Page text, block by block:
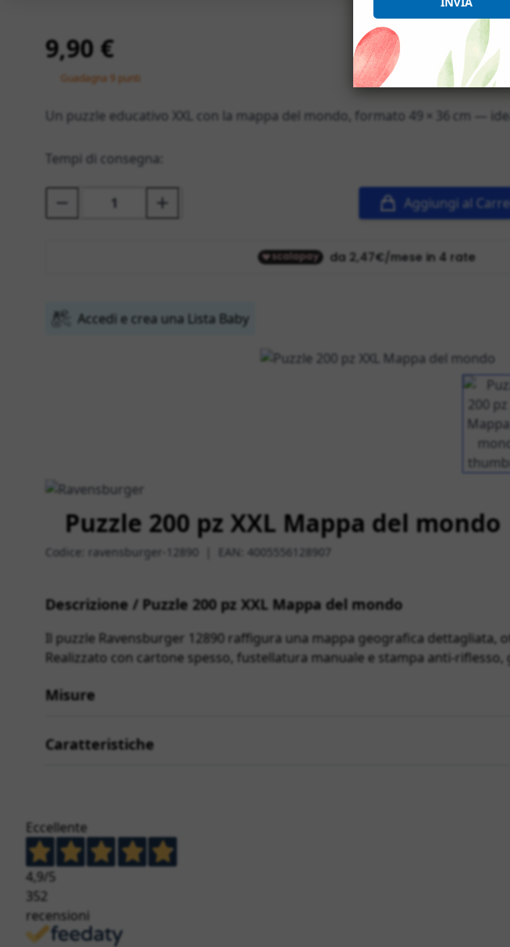
Puzzle 200 pz XXL Mappa del mondo
Codice: ravensburger-12890 EAN: 4005556128907
9,90 €
Guadagna 9 punti
Un puzzle educativo XXL con la mappa del mondo, formato 49 × 36 cm —
Tempi di consegna:
Aggiungi al
Accedi e crea una Lista Baby
Descrizione / Puzzle 200 pz XXL Mappa del mondo
Il puzzle Ravensburger 12890 raffigura una mappa geografica dettagliata,
Realizzato con cartone spesso, fustellatura manuale e stampa anti-
Misure
Caratteristiche
Eccellente
4,9/5
352
recensioni